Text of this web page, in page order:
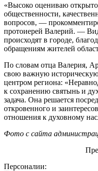
«Высоко оцениваю
общественности,
вопросов, —
протоиерей Валерий. —
происходят в городе,
обращениям жителей
По словам отца Валерия,
свою важную
центром региона:
к сохранению святынь и
задача. Она решается
откровенного и
отношения к духовному
Фото с сайта
Персоналии: